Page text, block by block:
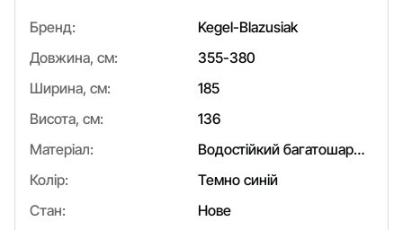
Бренд:
Kegel-Blazusiak
Довжина, см:
355-380
Ширина, см:
185
Висота, см:
136
Матеріал:
Водостійкий багатошаровий
Колір:
Темно синій
Стан:
Нове